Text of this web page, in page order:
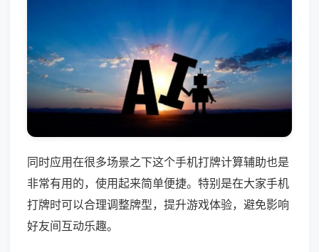
同时应用在很多场景之下这个手机打牌计算辅助也是
非常有用的，使用起来简单便捷。特别是在大家手机
打牌时可以合理调整牌型，提升游戏体验，避免影响
好友间互动乐趣。